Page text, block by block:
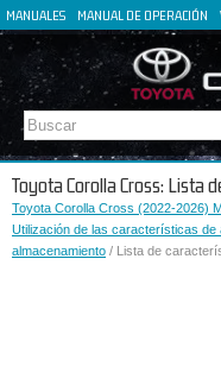
MANUALES MANUAL DE OPERACIÓN
FR
IT
Toyota Corolla Cross: Lista
Toyota Corolla Cross (2022-2026)
Utilización de las características
almacenamiento / Lista de